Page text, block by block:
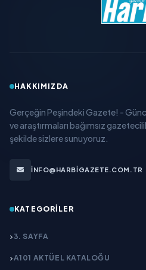
HAKKIMIZDA
Gerçeğin Peşindeki Gazete! -
ve araştırmaları bağımsız
şekilde sizlere sunuyoruz.
INFO@HARBIGAZETE.COM.TR
KATEGORILER
3. SAYFA
A101 AKTÜEL KATALOĞU